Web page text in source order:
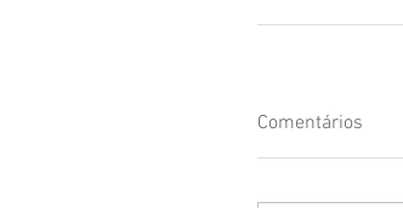
Comentários